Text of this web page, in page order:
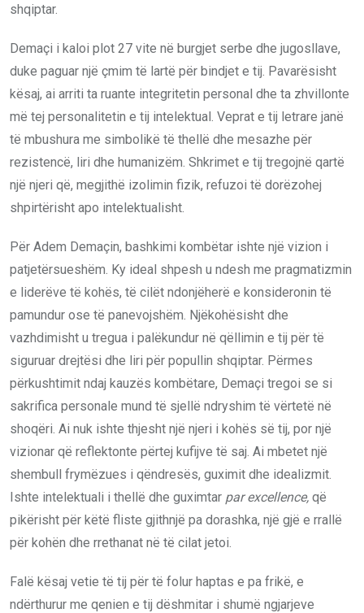
shqiptar.
Demaçi i kaloi plot 27 vite në burgjet serbe dhe jugosllave,
duke paguar një çmim të lartë për bindjet e tij. Pavarësisht
kësaj, ai arriti ta ruante integritetin personal dhe ta zhvillonte
më tej personalitetin e tij intelektual. Veprat e tij letrare janë
të mbushura me simbolikë të thellë dhe mesazhe për
rezistencë, liri dhe humanizëm. Shkrimet e tij tregojnë qartë
një njeri që, megjithë izolimin fizik, refuzoi të dorëzohej
shpirtërisht apo intelektualisht.
Për Adem Demaçin, bashkimi kombëtar ishte një vizion i
patjetërsueshëm. Ky ideal shpesh u ndesh me pragmatizmin
e liderëve të kohës, të cilët ndonjëherë e konsideronin të
pamundur ose të panevojshëm. Njëkohësisht dhe
vazhdimisht u tregua i palëkundur në qëllimin e tij për të
siguruar drejtësi dhe liri për popullin shqiptar. Përmes
përkushtimit ndaj kauzës kombëtare, Demaçi tregoi se si
sakrifica personale mund të sjellë ndryshim të vërtetë në
shoqëri. Ai nuk ishte thjesht një njeri i kohës së tij, por një
vizionar që reflektonte përtej kufijve të saj. Ai mbetet një
shembull frymëzues i qëndresës, guximit dhe idealizmit.
Ishte intelektuali i thellë dhe guximtar par excellence, që
pikërisht për këtë fliste gjithnjë pa dorashka, një gjë e rrallë
për kohën dhe rrethanat në të cilat jetoi.
Falë kësaj vetie të tij për të folur haptas e pa frikë, e
ndërthurur me qenien e tij dëshmitar i shumë ngjarjeve